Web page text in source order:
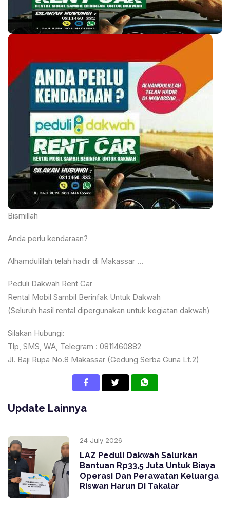
Bismillah
Anda perlu kendaraan?
Alhamdulillah telah hadir di Makassar …
Peduli Dakwah Rent Car
Rental Mobil Sambil Berinfak Untuk Dakwah
(Seluruh hasil rental dipergunakan untuk kegiatan dakwah)
Silakan Hubungi:
Tlp, SMS, WA, Telegram : 0811460882
Jl. Baji Rupa No.8 Makassar (Gedung Serba Guna Lt.2)
Update Lainnya
24 July 2026
LAZ Peduli Dakwah Salurkan
Bantuan Rp33,5 Juta Untuk Biaya
Operasi Dan Perawatan Keluarga
Riswan Harun Di Takalar